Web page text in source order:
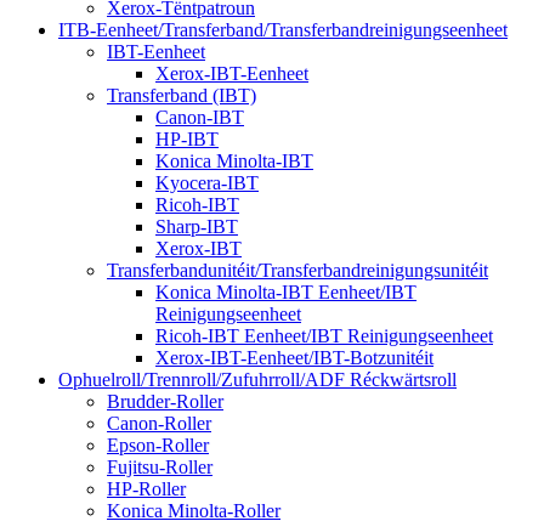
Xerox-Tëntpatroun
ITB-Eenheet/Transferband/Transferbandreinigungseenheet
IBT-Eenheet
Xerox-IBT-Eenheet
Transferband (IBT)
Canon-IBT
HP-IBT
Konica Minolta-IBT
Kyocera-IBT
Ricoh-IBT
Sharp-IBT
Xerox-IBT
Transferbandunitéit/Transferbandreinigungsunitéit
Konica Minolta-IBT Eenheet/IBT
Reinigungseenheet
Ricoh-IBT Eenheet/IBT Reinigungseenheet
Xerox-IBT-Eenheet/IBT-Botzunitéit
Ophuelroll/Trennroll/Zufuhrroll/ADF Réckwärtsroll
Brudder-Roller
Canon-Roller
Epson-Roller
Fujitsu-Roller
HP-Roller
Konica Minolta-Roller